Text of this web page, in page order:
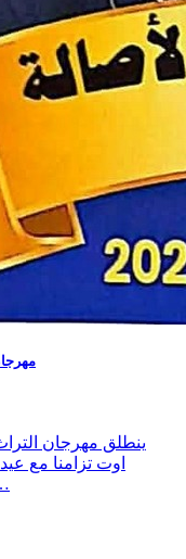
مهرجان
اوت تزامنا مع
المنتظر ان